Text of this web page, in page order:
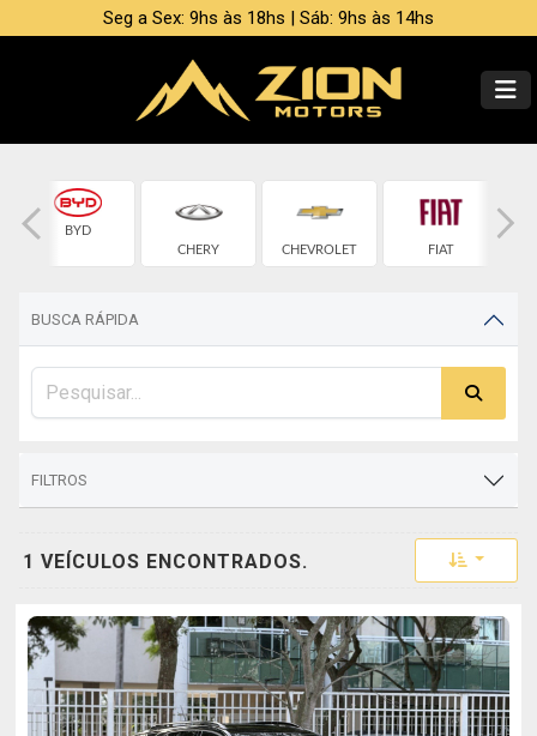
Seg a Sex: 9hs às 18hs | Sáb: 9hs às 14hs
BYD
CHERY
CHEVROLET FIAT
BUSCA RÁPIDA
FILTROS
1 VEÍCULOS ENCONTRADOS. Toggle